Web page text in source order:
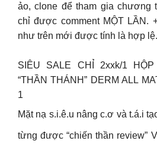
ảo, clone để tham gia chương
chỉ được comment MỘT LẦN.
như trên mới được tính là hợp lệ.
SIÊU SALE CHỈ 2xxk/1
“THẦN THÁNH” DERM ALL
1
Mặt nạ s.i.ê.u nâng c.ơ và t.á.i
từng được “chiến thần review”